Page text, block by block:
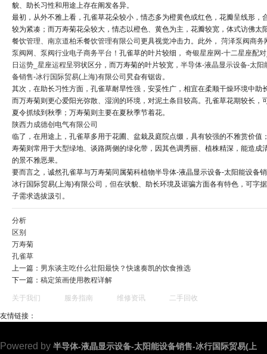
貌、助长习性和用途上存在阐发各异。
最初，从外不雅上看，孔雀草花朵较小，情态多为橙黄色或红色，花瓣呈线形，
较为紧凑；而万寿菊花朵较大，情态以橙色、黄色为主，花瓣较宽，体式访佛太
餐饮管理、南京道柏禾餐饮管理有限公司更具视觉冲击力。此外， 菏泽泵阀商务
泵阀网、泵阀行业电子商务平台！ 孔雀草的叶片较细， 奇银星座网-十二星座配
日运势_星座运程呈羽状区分，而万寿菊的叶片较宽， 半导体-液晶显示设备-太阳
备销售-冰行国际贸易(上海)有限公司 旯旮有锯齿。
其次，在助长习性方面，孔雀草耐旱性强，安妥性广，相宜在柔顺干燥环境中助
而万寿菊则更心爱阳光弥散、湿润的环境，对泥土条目较高。孔雀草花期较长，
夏令抓续到秋季；万寿菊则主要在夏秋季节着花。
陕西力成德创电气有限公司
临了，在用途上，孔雀草多用于花圃、盆栽及庭院点缀，具有较强的不雅赏价值
寿菊则常用于大型绿地、谈路两侧的绿化带，因其色调秀丽、植株精深，能造成
的景不雅恶果。
要而言之，诚然孔雀草与万寿菊同属菊科植物半导体-液晶显示设备-太阳能设备
冰行国际贸易(上海)有限公司，但在状貌、助长环境及诓骗方面各有特色，可字
子需求选拔汲引。
分析
区别
万寿菊
孔雀草
上一篇： 男东谈主吃什么壮阳最快？快速奏凯的饮食推选
下一篇： 稿定策画使用教程详解
关于我们 服务指南 维修资讯 二手回收
友情链接：
Powered by 半导体-液晶显示设备-太阳能设备销售-冰行国际贸易(上